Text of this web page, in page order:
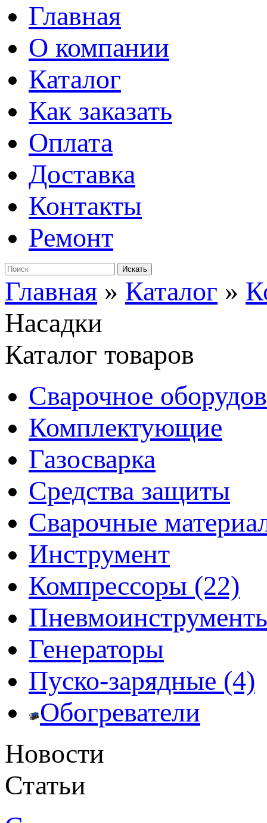
Главная
О компании
Каталог
Как заказать
Оплата
Доставка
Контакты
Ремонт
Главная » Каталог »
Насадки
Каталог товаров
Сварочное
Комплектующие
Газосварка
Средства защиты
Сварочные
Инструмент
Компрессоры (22)
Генераторы
Пуско-зарядные (4)
Обогреватели
Новости
Статьи